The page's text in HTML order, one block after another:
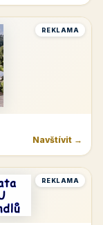
REKLAMA
Navštívit →
REKLAMA